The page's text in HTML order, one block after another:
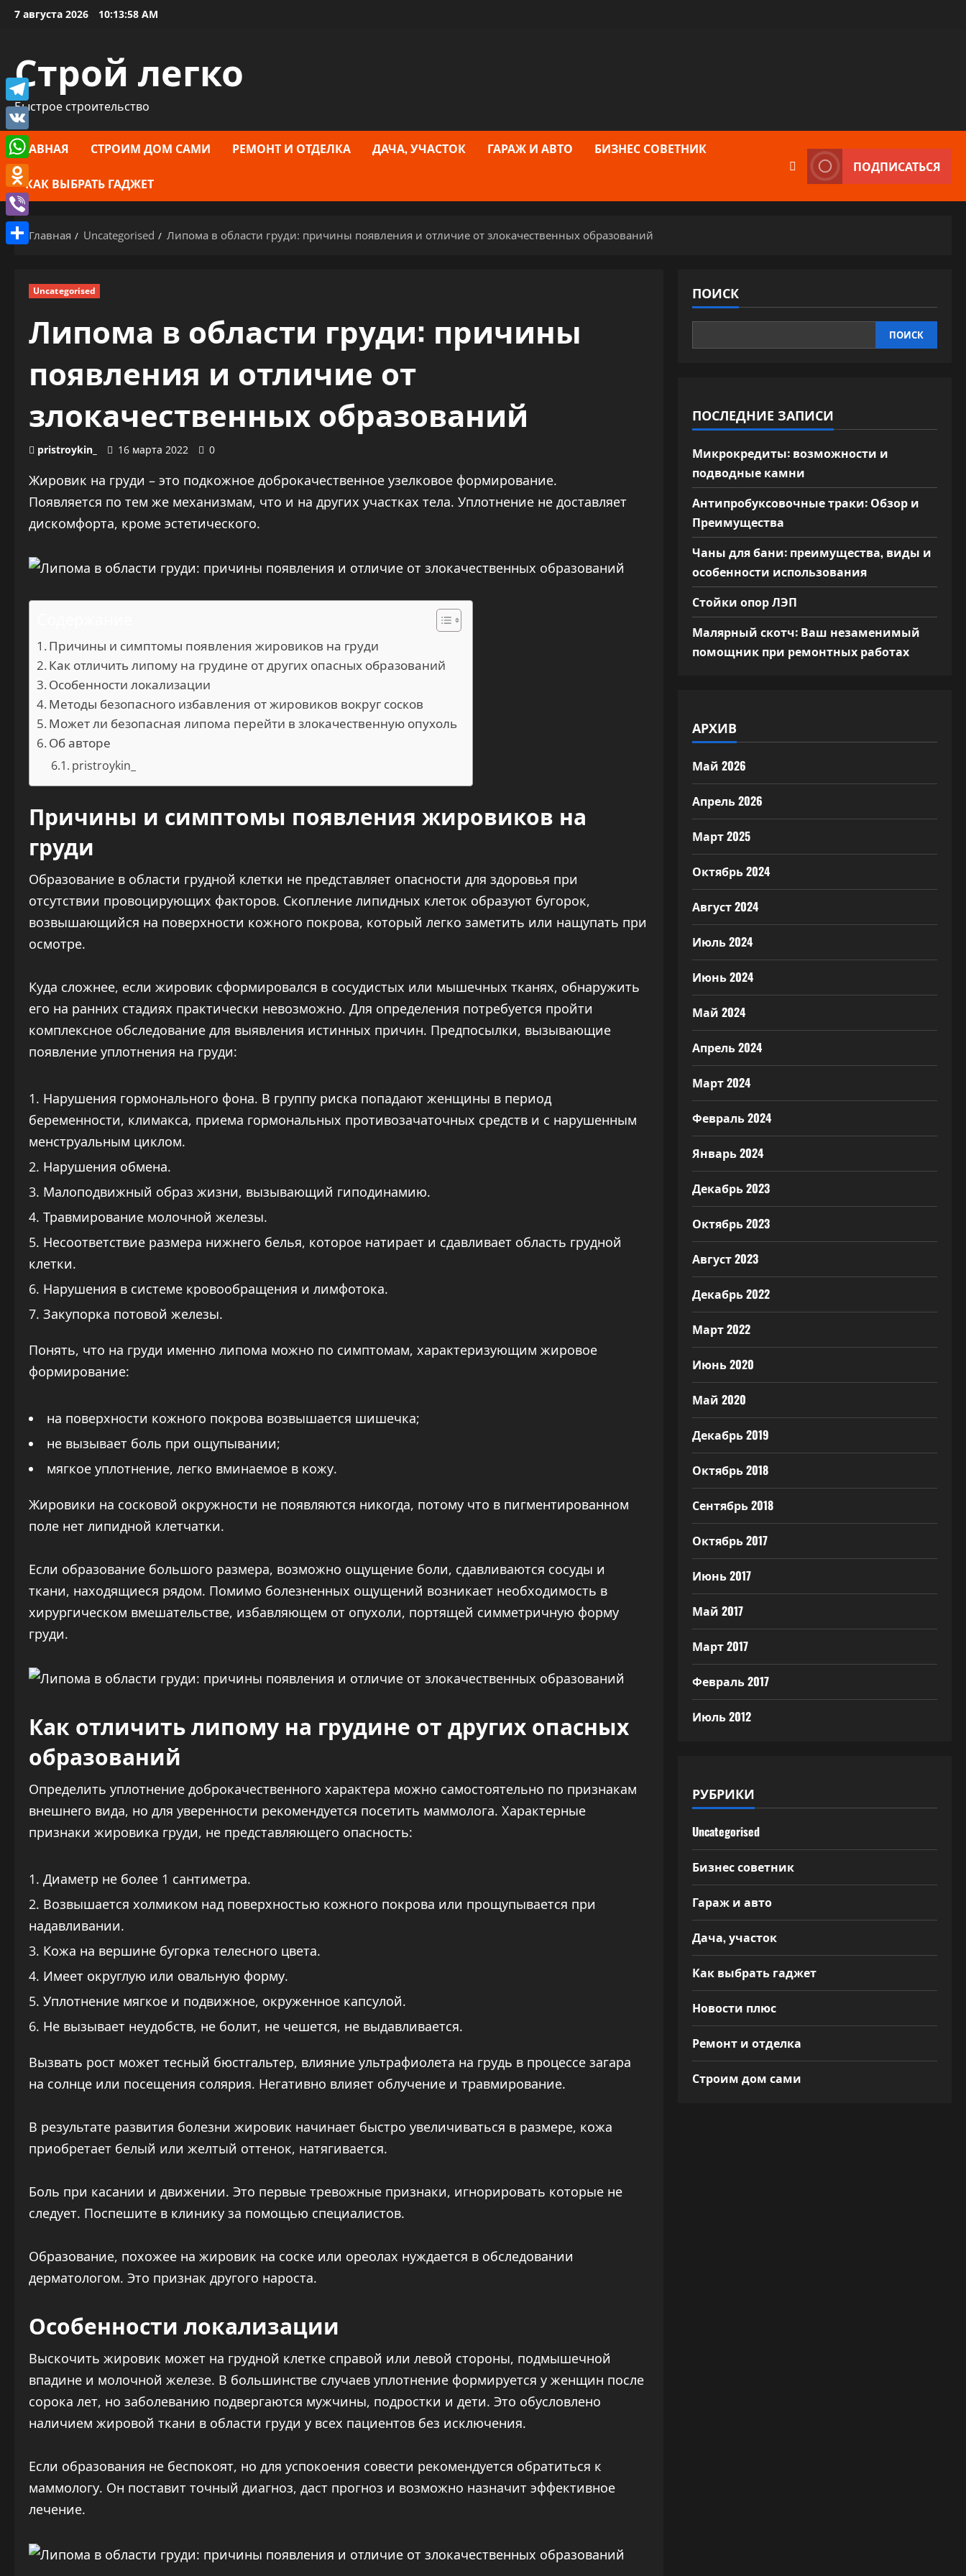
Перейти
7 августа 2026 10:13:59 AM
Строй легко
Быстрое строительство
ГЛАВНАЯ СТРОИМ ДОМ САМИ РЕМОНТ И ОТДЕЛКА ДАЧА, УЧАСТОК ГАРАЖ И АВТО БИЗНЕС СОВЕТНИК
КАК ВЫБРАТЬ ГАДЖЕТ
ПОДПИСАТЬСЯ
Главная Uncategorised Липома в области груди: причины появления и отличие от злокачественных образований
Uncategorised
Липома в области груди: причины
появления и отличие от
злокачественных образований
pristroykin_ 16 марта 2022 0
Жировик на груди – это подкожное доброкачественное узелковое формирование.
Появляется по тем же механизмам, что и на других участках тела. Уплотнение не доставляет
дискомфорта, кроме эстетического.
Причины и симптомы появления жировиков на груди
Как отличить липому на грудине от других опасных образований
Особенности локализации
Методы безопасного избавления от жировиков вокруг сосков
Может ли безопасная липома перейти в злокачественную опухоль
Об авторе
pristroykin_
Причины и симптомы появления жировиков на
груди
Образование в области грудной клетки не представляет опасности для здоровья при
отсутствии провоцирующих факторов. Скопление липидных клеток образуют бугорок,
возвышающийся на поверхности кожного покрова, который легко заметить или нащупать при
осмотре.
Куда сложнее, если жировик сформировался в сосудистых или мышечных тканях, обнаружить
его на ранних стадиях практически невозможно. Для определения потребуется пройти
комплексное обследование для выявления истинных причин. Предпосылки, вызывающие
появление уплотнения на груди:
Нарушения гормонального фона. В группу риска попадают женщины в период
беременности, климакса, приема гормональных противозачаточных средств и с нарушенным
менструальным циклом.
Нарушения обмена.
Малоподвижный образ жизни, вызывающий гиподинамию.
Травмирование молочной железы.
Несоответствие размера нижнего белья, которое натирает и сдавливает область грудной
клетки.
Нарушения в системе кровообращения и лимфотока.
Закупорка потовой железы.
Понять, что на груди именно липома можно по симптомам, характеризующим жировое
формирование:
на поверхности кожного покрова возвышается шишечка;
не вызывает боль при ощупывании;
мягкое уплотнение, легко вминаемое в кожу.
Жировики на сосковой окружности не появляются никогда, потому что в пигментированном
поле нет липидной клетчатки.
Если образование большого размера, возможно ощущение боли, сдавливаются сосуды и
ткани, находящиеся рядом. Помимо болезненных ощущений возникает необходимость в
хирургическом вмешательстве, избавляющем от опухоли, портящей симметричную форму
груди.
Как отличить липому на грудине от других опасных
образований
Определить уплотнение доброкачественного характера можно самостоятельно по признакам
внешнего вида, но для уверенности рекомендуется посетить маммолога. Характерные
признаки жировика груди, не представляющего опасность:
Диаметр не более 1 сантиметра.
Возвышается холмиком над поверхностью кожного покрова или прощупывается при
надавливании.
Кожа на вершине бугорка телесного цвета.
Имеет округлую или овальную форму.
Уплотнение мягкое и подвижное, окруженное капсулой.
Не вызывает неудобств, не болит, не чешется, не выдавливается.
Вызвать рост может тесный бюстгальтер, влияние ультрафиолета на грудь в процессе загара
на солнце или посещения солярия. Негативно влияет облучение и травмирование.
В результате развития болезни жировик начинает быстро увеличиваться в размере, кожа
приобретает белый или желтый оттенок, натягивается.
Боль при касании и движении. Это первые тревожные признаки, игнорировать которые не
следует. Поспешите в клинику за помощью специалистов.
Образование, похожее на жировик на соске или ореолах нуждается в обследовании
дерматологом. Это признак другого нароста.
Особенности локализации
Выскочить жировик может на грудной клетке справой или левой стороны, подмышечной
впадине и молочной железе. В большинстве случаев уплотнение формируется у женщин после
сорока лет, но заболеванию подвергаются мужчины, подростки и дети. Это обусловлено
наличием жировой ткани в области груди у всех пациентов без исключения.
Если образования не беспокоят, но для успокоения совести рекомендуется обратиться к
маммологу. Он поставит точный диагноз, даст прогноз и возможно назначит эффективное
лечение.
ПОИСК
ПОИСК
ПОСЛЕДНИЕ ЗАПИСИ
Микрокредиты: возможности и
подводные камни
Антипробуксовочные траки: Обзор и
Преимущества
Чаны для бани: преимущества, виды и
особенности использования
Стойки опор ЛЭП
Малярный скотч: Ваш незаменимый
помощник при ремонтных работах
АРХИВ
Май 2026
Апрель 2026
Март 2025
Октябрь 2024
Август 2024
Июль 2024
Июнь 2024
Май 2024
Апрель 2024
Март 2024
Февраль 2024
Январь 2024
Декабрь 2023
Октябрь 2023
Август 2023
Декабрь 2022
Март 2022
Июнь 2020
Май 2020
Декабрь 2019
Октябрь 2018
Сентябрь 2018
Октябрь 2017
Июнь 2017
Май 2017
Март 2017
Февраль 2017
Июль 2012
РУБРИКИ
Uncategorised
Бизнес советник
Гараж и авто
Дача, участок
Как выбрать гаджет
Новости плюс
Ремонт и отделка
Строим дом сами
Telegram
VK
WhatsApp
Odnoklassniki
Viber